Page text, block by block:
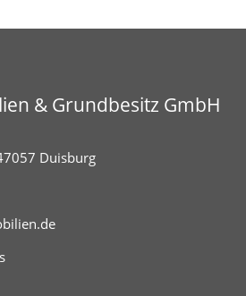
& Grundbesitz GmbH
Duisburg